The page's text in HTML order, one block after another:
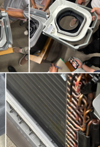
家づくりの流れ
施工事例
お客様インタビュー